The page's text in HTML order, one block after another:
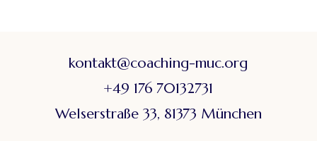
kontakt@coaching-muc.org
+49 176 70132731
Welserstraße 33, 81373 München